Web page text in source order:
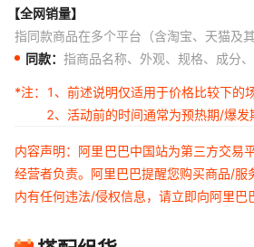
【全网销量】
指同款商品在多个平台（含淘宝、天猫及
同款： 指商品名称、外观、规格、成分
*注：
1、前述说明仅适用于价格比较下的场
2、活动前的时间通常为预热期/爆发
内容声明：阿里巴巴中国站为第三方交易
经营者负责。阿里巴巴提醒您购买商品/
内有任何违法/侵权信息，请立即向阿里巴